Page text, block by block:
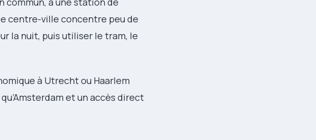
centre-ville concentre peu de
la nuit, puis utiliser le tram, le
à Utrecht ou Haarlem
et un accès direct